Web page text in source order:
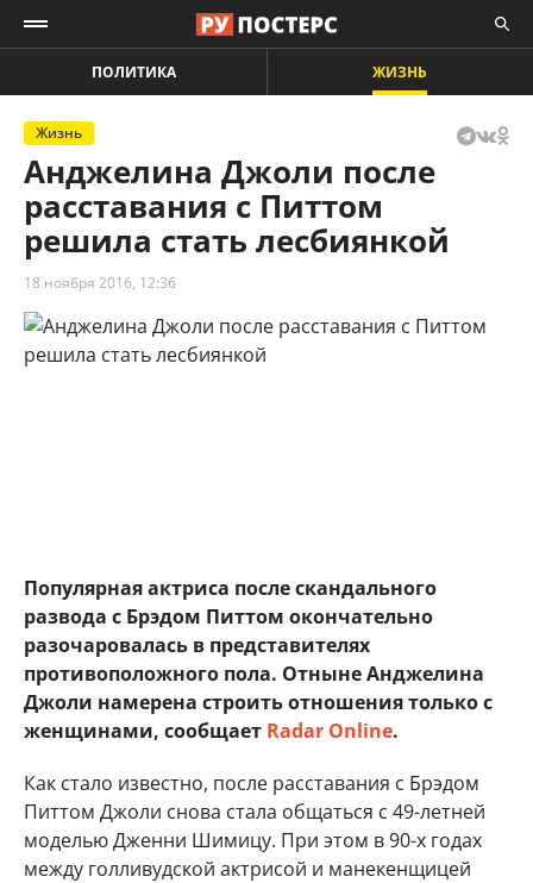
ПОЛИТИКА ЖИЗНЬ
Жизнь
Анджелина Джоли после
расставания с Питтом
решила стать лесбиянкой
18 ноября 2016, 12:36
Популярная актриса после скандального
развода с Брэдом Питтом окончательно
разочаровалась в представителях
противоположного пола. Отныне Анджелина
Джоли намерена строить отношения только с
женщинами, сообщает Radar Online.
Как стало известно, после расставания с Брэдом
Питтом Джоли снова стала общаться с 49-летней
моделью Дженни Шимицу. При этом в 90-х годах
между голливудской актрисой и манекенщицей